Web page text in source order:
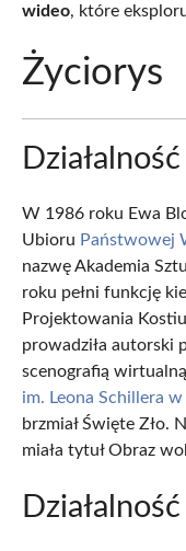
wideo, które
Życiorys
W 1986 roku Ewa
Ubioru Państwowej
nazwę Akademia
roku pełni funkcję
Projektowania
prowadziła autorski
scenografią
im. Leona Schillera w
brzmiał Święte Zło.
miała tytuł Obraz